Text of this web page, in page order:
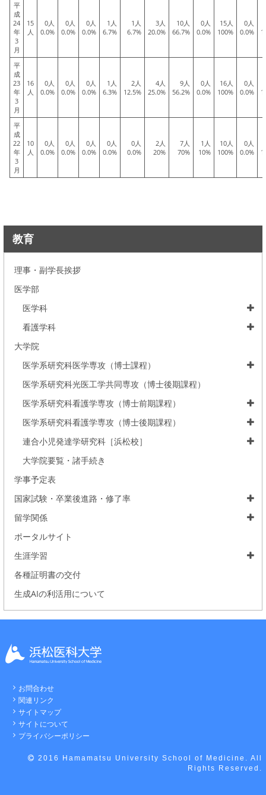
平
成
24
年
3
月
15
人
0人
0.0%
0人
0.0%
0人
0.0%
1人
6.7%
1人
6.7%
3人
20.0%
10人
66.7%
0人
0.0%
15人
100%
0人
0.0%
平
成
23
年
3
月
16
人
0人
0.0%
0人
0.0%
0人
0.0%
1人
6.3%
2人
12.5%
4人
25.0%
9人
56.2%
0人
0.0%
16人
100%
0人
0.0%
平
成
22
年
3
月
10
人
0人
0.0%
0人
0.0%
0人
0.0%
0人
0.0%
0人
0.0%
2人
20%
7人
70%
1人
10%
10人
100%
0人
0.0%
教育
理事・副学長挨拶
医学部
医学科
看護学科
大学院
医学系研究科医学専攻（博士課程）
医学系研究科光医工学共同専攻（博士後期課程）
医学系研究科看護学専攻（博士前期課程）
医学系研究科看護学専攻（博士後期課程）
連合小児発達学研究科［浜松校］
大学院要覧・諸手続き
学事予定表
国家試験・卒業後進路・修了率
留学関係
ポータルサイト
生涯学習
各種証明書の交付
生成AIの利活用について
お問合わせ
関連リンク
サイトマップ
サイトについて
プライバシーポリシー
2016 Hamamatsu University School of Medicine. All
Rights Reserved.